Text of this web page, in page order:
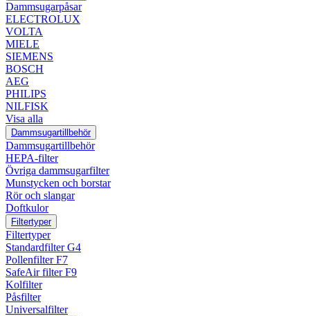
Dammsugarpåsar
ELECTROLUX
VOLTA
MIELE
SIEMENS
BOSCH
AEG
PHILIPS
NILFISK
Visa alla
Dammsugartillbehör
Dammsugartillbehör
HEPA-filter
Övriga dammsugarfilter
Munstycken och borstar
Rör och slangar
Doftkulor
Filtertyper
Filtertyper
Standardfilter G4
Pollenfilter F7
SafeAir filter F9
Kolfilter
Påsfilter
Universalfilter